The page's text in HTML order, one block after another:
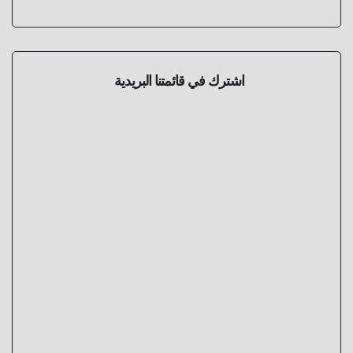
اشترك في قائمتنا البريدية